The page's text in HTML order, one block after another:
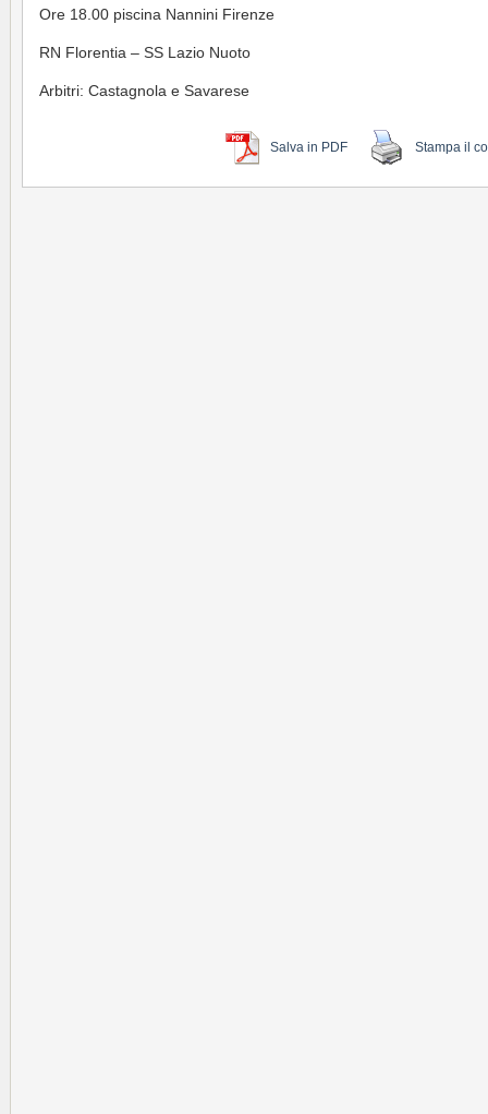
Ore 18.00 piscina Nannini Firenze
RN Florentia – SS Lazio Nuoto
Arbitri: Castagnola e Savarese
Salva in PDF Stampa il